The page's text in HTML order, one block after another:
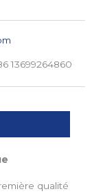
13699264860
qualité